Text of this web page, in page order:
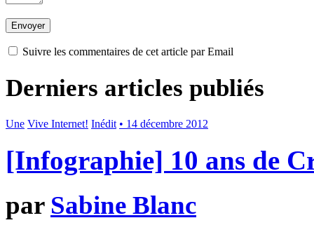
Suivre les commentaires de cet article par Email
Derniers articles publiés
Une Vive Internet! Inédit • 14 décembre 2012
[Infographie] 10 ans de
par Sabine Blanc